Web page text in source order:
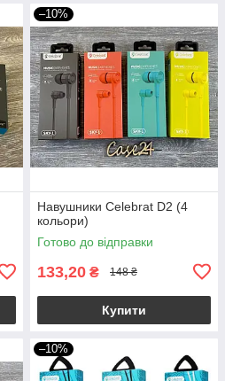
–10%
Навушники Celebrat D2 (4
кольори)
Готово до відправки
133,20 ₴ 148 ₴
Купити
–10%